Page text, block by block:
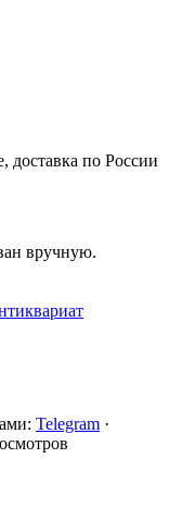
доставка по России
вручную.
Telegram ·